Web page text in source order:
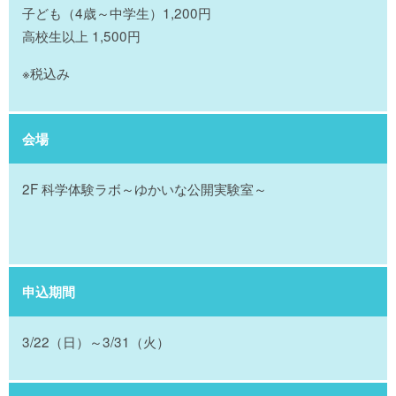
子ども（4歳～中学生）1,200円
高校生以上 1,500円
※税込み
会場
2F 科学体験ラボ～ゆかいな公開実験室～
申込期間
3/22（日）～3/31（火）